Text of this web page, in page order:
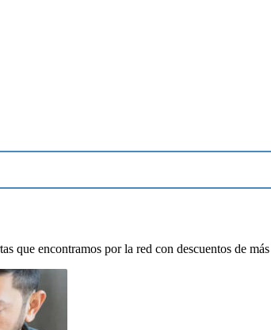
que encontramos por la red con descuentos de